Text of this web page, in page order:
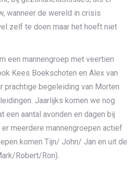
wanneer de wereld in crisis
zelf te doen maar het hoeft niet
een mannengroep met veertien
Kees Boekschoten en Alex van
prachtige begeleiding van Morten
Jaarlijks komen we nog
een aantal avonden en dagen bij
meerdere mannengroepen actief
komen Tijn/ John/ Jan en uit de
Robert/Ron).